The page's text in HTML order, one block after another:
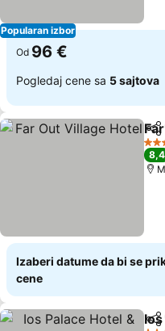
Popularan izbor
Od 96 €
Pogledaj cene sa 5 sajtova
Deli
3
8,4
Izaberi datume da bi se
cene
Deli